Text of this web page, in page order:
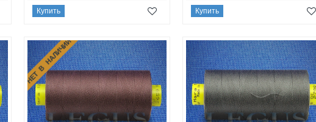
Купить Купить
НЕТ В НАЛИЧИИ